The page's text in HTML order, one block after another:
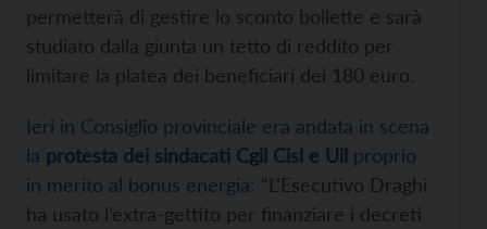
permetterà di gestire lo sconto bollette e sarà
studiato dalla giunta un tetto di reddito per
limitare la platea dei beneficiari dei 180 euro.
Ieri in Consiglio provinciale era andata in scena
la protesta dei sindacati Cgil Cisl e Uil proprio
in merito al bonus energia: “L’Esecutivo Draghi
ha usato l’extra-gettito per finanziare i decreti